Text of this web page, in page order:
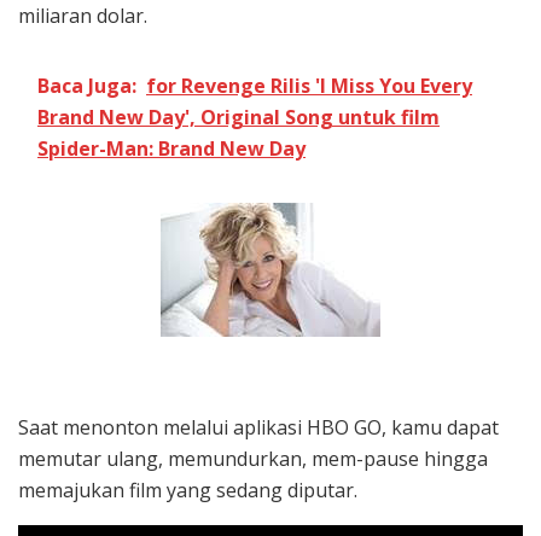
miliaran dolar.
Baca Juga: for Revenge Rilis 'I Miss You Every
Brand New Day', Original Song untuk film
Spider-Man: Brand New Day
Saat menonton melalui aplikasi HBO GO, kamu dapat
memutar ulang, memundurkan, mem-pause hingga
memajukan film yang sedang diputar.